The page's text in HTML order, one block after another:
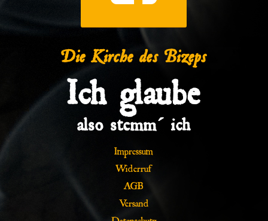
Die Kirche des Bizeps
Ich glaube
also stemm´ ich
Impressum
Widerruf
AGB
Versand
Datenschutz